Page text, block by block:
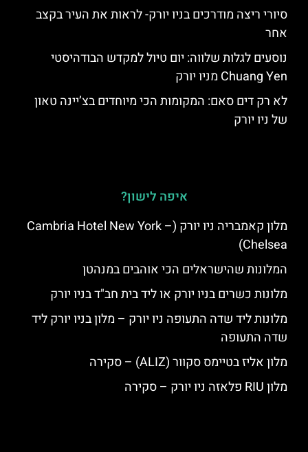
סיורי ריצה מודרכים בניו יורק- לראות את העיר בקצב
אחר
נוסעים לגלות שלווה: יום טיול למקדש הבודהיסטי
Chuang Yen מניו יורק
לא רק דים סאם: המקומות הכי מיוחדים בצ’יינה טאון
של ניו יורק
איפה לישון?
מלון קאמבריה ניו יורק (Cambria Hotel New York –
Chelsea)
המלונות שהישראלים הכי אוהבים במנהטן
מלונות כשרים בניו יורק או ליד בית חב"ד בניו יורק
מלונות ליד שדה התעופה ניו יורק – מלון בניו יורק ליד
שדה התעופה
מלון אליז בטיימס סקוור (ALIZ) – סקירה
מלון RIU פלאזה ניו יורק – סקירה